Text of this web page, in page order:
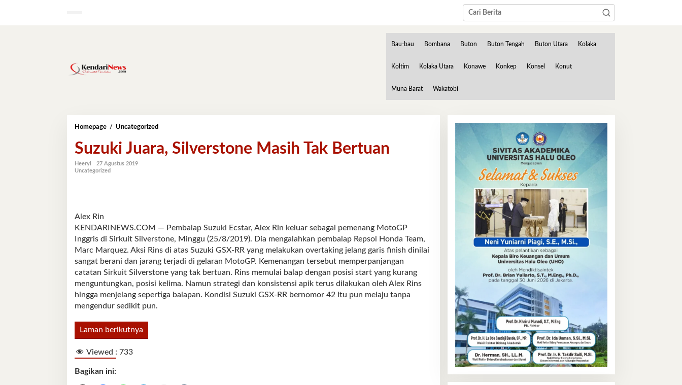
Bau-bau Bombana Buton Buton Tengah Buton Utara Kolaka
Koltim Kolaka Utara Konawe Konkep Konsel Konut
Muna Barat Wakatobi
Homepage / Uncategorized
Silverstone
Masih
Suzuki Juara, Silverstone Masih Tak Bertuan
Heeryl
27 Agustus 2019
Uncategorized
Alex Rin
KENDARINEWS.COM — Pembalap Suzuki Ecstar, Alex Rin keluar sebagai pemenang MotoGP
Inggris di Sirkuit Silverstone, Minggu (25/8/2019). Dia mengalahkan pembalap Repsol Honda Team,
Marc Marquez. Aksi Rins di atas Suzuki GSX-RR yang melakukan overtaking jelang garis finish dinilai
sangat berani dan jarang terjadi di gelaran MotoGP. Kemenangan tersebut memperpanjangan
catatan Sirkuit Silverstone yang tak bertuan. Rins memulai balap dengan posisi start yang kurang
menguntungkan, posisi kelima. Namun strategi dan konsistensi apik terus dilakukan oleh Alex Rins
hingga menjelang sepertiga balapan. Kondisi Suzuki GSX-RR bernomor 42 itu pun melaju tanpa
mengendur sedikit pun.
Laman berikutnya
Viewed : 733
Bagikan ini: